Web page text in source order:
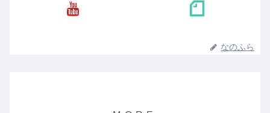
なのふら